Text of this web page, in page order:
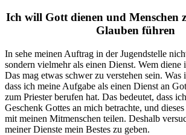
Ich will Gott dienen und Menschen
Glauben führen
In sehe meinen Auftrag in der Jugendstelle
sondern vielmehr als einen Dienst. Wem diene
Das mag etwas schwer zu verstehen sein. Was
dass ich meine Aufgabe als einen Dienst an
zum Priester berufen hat. Das bedeutet, dass
Geschenk Gottes an mich betrachte, und
mit meinen Mitmenschen teilen. Deshalb
meiner Dienste mein Bestes zu geben.